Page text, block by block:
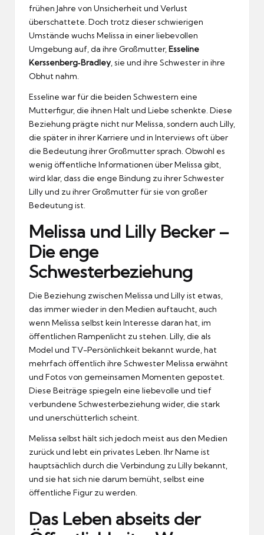
frühen Jahre von Unsicherheit und Verlust
überschattete. Doch trotz dieser schwierigen
Umstände wuchs Melissa in einer liebevollen
Umgebung auf, da ihre Großmutter, Esseline
Kerssenberg‑Bradley , sie und ihre Schwester in ihre
Obhut nahm.
Esseline war für die beiden Schwestern eine
Mutterfigur, die ihnen Halt und Liebe schenkte. Diese
Beziehung prägte nicht nur Melissa, sondern auch Lilly,
die später in ihrer Karriere und in Interviews oft über
die Bedeutung ihrer Großmutter sprach. Obwohl es
wenig öffentliche Informationen über Melissa gibt,
wird klar, dass die enge Bindung zu ihrer Schwester
Lilly und zu ihrer Großmutter für sie von großer
Bedeutung ist.
Melissa und Lilly Becker –
Die enge
Schwesterbeziehung
Die Beziehung zwischen Melissa und Lilly ist etwas,
das immer wieder in den Medien auftaucht, auch
wenn Melissa selbst kein Interesse daran hat, im
öffentlichen Rampenlicht zu stehen. Lilly, die als
Model und TV-Persönlichkeit bekannt wurde, hat
mehrfach öffentlich ihre Schwester Melissa erwähnt
und Fotos von gemeinsamen Momenten gepostet.
Diese Beiträge spiegeln eine liebevolle und tief
verbundene Schwesterbeziehung wider, die stark
und unerschütterlich scheint.
Melissa selbst hält sich jedoch meist aus den Medien
zurück und lebt ein privates Leben. Ihr Name ist
hauptsächlich durch die Verbindung zu Lilly bekannt,
und sie hat sich nie darum bemüht, selbst eine
öffentliche Figur zu werden.
Das Leben abseits der